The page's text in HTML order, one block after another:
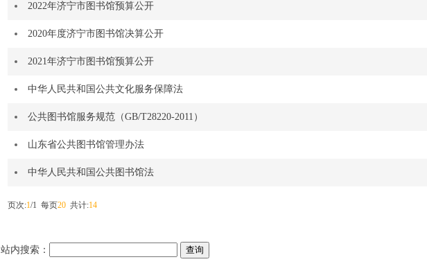
2022年济宁市图书馆预算公开
2020年度济宁市图书馆决算公开
2021年济宁市图书馆预算公开
中华人民共和国公共文化服务保障法
公共图书馆服务规范（GB/T28220-2011）
山东省公共图书馆管理办法
中华人民共和国公共图书馆法
页次:1 /1 每页20 共计:14
站内搜索：